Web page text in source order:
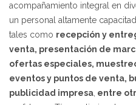
acompañamiento integral en
un personal altamente
tales como recepción y
venta, presentación de
ofertas especiales,
eventos y puntos de venta,
publicidad impresa entre